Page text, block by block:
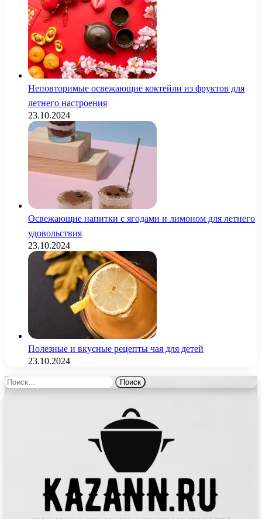
Неповторимые освежающие коктейли из фруктов для
летнего настроения
23.10.2024
Освежающие напитки с ягодами и лимоном для летнего
удовольствия
23.10.2024
Полезные и вкусные рецепты чая для детей
23.10.2024
Найти: